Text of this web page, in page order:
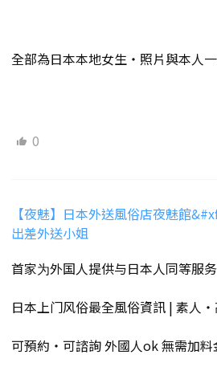
全部為日本本地女生・照片與本人
0
【夜魅】日本外送風俗店夜魅館
出差外送小姐
首家为外国人提供与日本人同等服
日本上门风俗最全風俗資訊 | 素人
可預約・可諮詢 外國人ok 無需加料